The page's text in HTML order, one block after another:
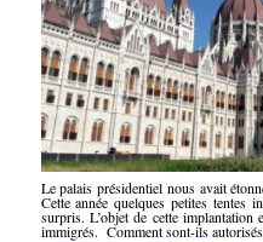
Le palais présidentiel nous avait
Cette année quelques petites tentes
surpris. L’objet de cette implantation
immigrés. Comment sont-ils